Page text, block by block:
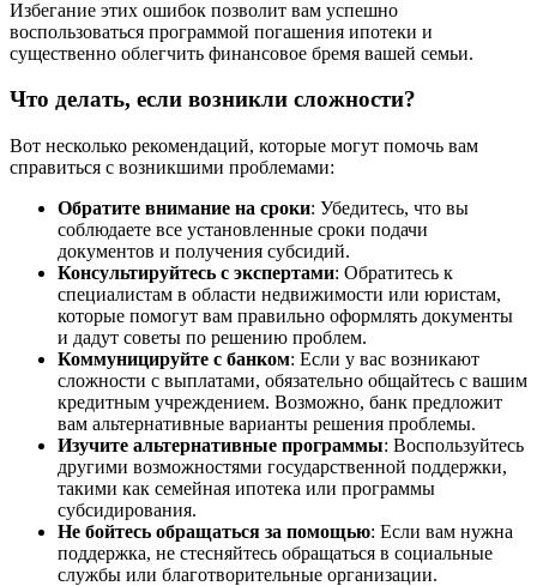
Избегание этих ошибок позволит вам успешно
воспользоваться программой погашения ипотеки и
существенно облегчить финансовое бремя вашей семьи.
Что делать, если возникли сложности?
Вот несколько рекомендаций, которые могут помочь вам
справиться с возникшими проблемами:
Обратите внимание на сроки: Убедитесь, что вы
соблюдаете все установленные сроки подачи
документов и получения субсидий.
Консультируйтесь с экспертами: Обратитесь к
специалистам в области недвижимости или юристам,
которые помогут вам правильно оформлять документы
и дадут советы по решению проблем.
Коммуницируйте с банком: Если у вас возникают
сложности с выплатами, обязательно общайтесь с вашим
кредитным учреждением. Возможно, банк предложит
вам альтернативные варианты решения проблемы.
Изучите альтернативные программы: Воспользуйтесь
другими возможностями государственной поддержки,
такими как семейная ипотека или программы
субсидирования.
Не бойтесь обращаться за помощью: Если вам нужна
поддержка, не стесняйтесь обращаться в социальные
службы или благотворительные организации.